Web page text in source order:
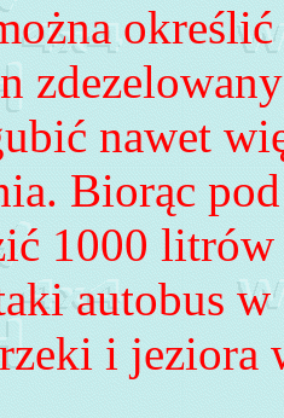
nawet
Biorąc
1000 litrów
autobus
i jeziora